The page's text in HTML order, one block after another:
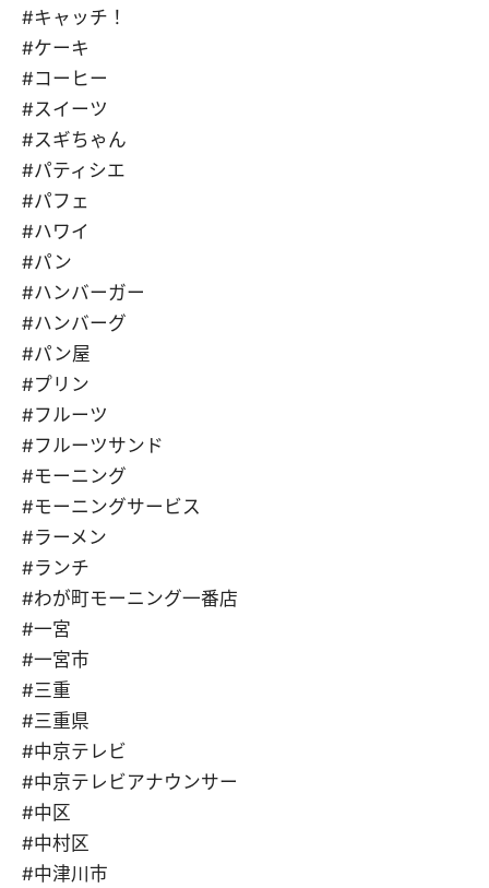
#キャッチ！
#ケーキ
#コーヒー
#スイーツ
#スギちゃん
#パティシエ
#パフェ
#ハワイ
#パン
#ハンバーガー
#ハンバーグ
#パン屋
#プリン
#フルーツ
#フルーツサンド
#モーニング
#モーニングサービス
#ラーメン
#ランチ
#わが町モーニング一番店
#一宮
#一宮市
#三重
#三重県
#中京テレビ
#中京テレビアナウンサー
#中区
#中村区
#中津川市